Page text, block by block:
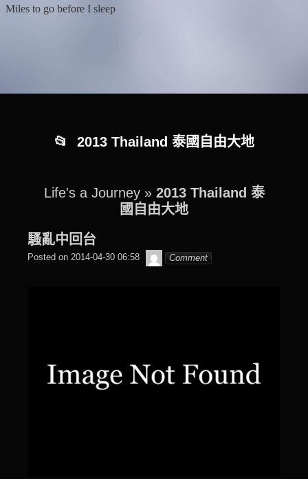
Miles to go before I sleep
2013 Thailand 泰國自由大地
Life's a Journey» 2013 Thailand 泰
國自由大地
騷亂中回台
Posted on 2014-04-30 06:58 beagle2001_tw
Comment